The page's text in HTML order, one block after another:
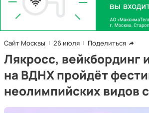
Сайт Москвы 26 июля Поделиться
Лякросс, вейкбординг
на ВДНХ пройдёт
неолимпийских видов